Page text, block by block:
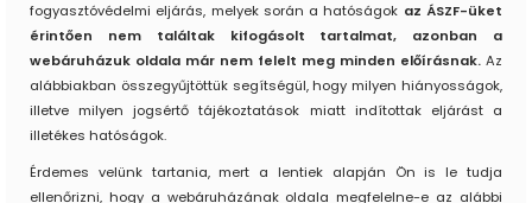
fogyasztóvédelmi eljárás, melyek során a hatóságok az ÁSZF-üket
érintően nem találtak kifogásolt tartalmat, azonban a
webáruházuk oldala már nem felelt meg minden előírásnak. Az
alábbiakban összegyűjtöttük segítségül, hogy milyen hiányosságok,
illetve milyen jogsértő tájékoztatások miatt indítottak eljárást a
illetékes hatóságok.
Érdemes velünk tartania, mert a lentiek alapján Ön is le tudja
ellenőrizni, hogy a webáruházának oldala megfelelne-e az alábbi